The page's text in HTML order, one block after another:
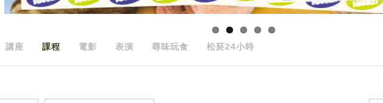
講座 課程 電影 表演 尋味玩食 松菸24小時